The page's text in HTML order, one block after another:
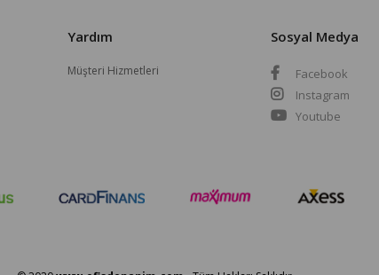
Yardım
Müşteri Hizmetleri
Sosyal Medya
Facebook
Instagram
Youtube